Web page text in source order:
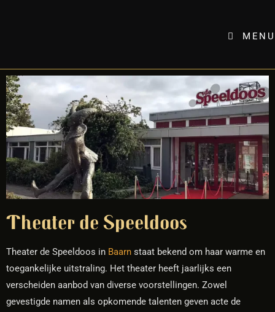
MENU
Theater de Speeldoos
Theater de Speeldoos in Baarn staat bekend om haar warme en
toegankelijke uitstraling. Het theater heeft jaarlijks een
verscheiden aanbod van diverse voorstellingen. Zowel
gevestigde namen als opkomende talenten geven acte de